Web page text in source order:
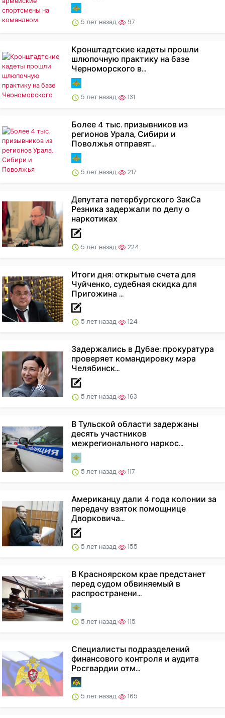
5 лет назад 97
Кронштадтские кадеты прошли
шлюпочную практику на базе
Черноморского в...
5 лет назад 131
Более 4 тыс. призывников из
регионов Урала, Сибири и
Поволжья отправят...
5 лет назад 217
Депутата петербургского ЗакСа
Резника задержали по делу о
наркотиках
5 лет назад 224
Итоги дня: открытые счета для
Чуйченко, судебная скидка для
Пригожина ...
5 лет назад 124
Задержались в Дубае: прокуратура
проверяет командировку мэра
Челябинск...
5 лет назад 163
В Тульской области задержаны
десять участников
межрегионального наркос...
5 лет назад 117
Американцу дали 4 года колонии за
передачу взяток помощнице
Дворковича...
5 лет назад 155
В Красноярском крае предстанет
перед судом обвиняемый в
распространени...
5 лет назад 115
Специалисты подразделений
финансового контроля и аудита
Росгвардии отм...
5 лет назад 165